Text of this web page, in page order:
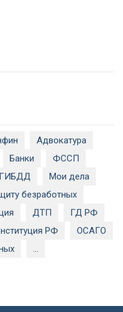
Адвокатура
Банки
ФССП
ГИБДД
Мои дела
безработных
ДТП
ГД РФ
РФ
ОСАГО
...